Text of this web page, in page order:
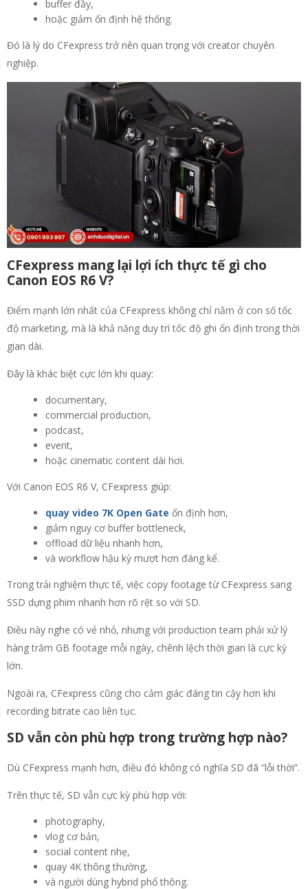
buffer đầy,
hoặc giảm ổn định hệ thống.
Đó là lý do CFexpress trở nên quan trọng với creator chuyên
nghiệp.
CFexpress mang lại lợi ích thực tế gì cho
Canon EOS R6 V?
Điểm mạnh lớn nhất của CFexpress không chỉ nằm ở con số tốc
độ marketing, mà là khả năng duy trì tốc độ ghi ổn định trong thời
gian dài.
Đây là khác biệt cực lớn khi quay:
documentary,
commercial production,
podcast,
event,
hoặc cinematic content dài hơi.
Với Canon EOS R6 V, CFexpress giúp:
quay video 7K Open Gate ổn định hơn,
giảm nguy cơ buffer bottleneck,
offload dữ liệu nhanh hơn,
và workflow hậu kỳ mượt hơn đáng kể.
Trong trải nghiệm thực tế, việc copy footage từ CFexpress sang
SSD dựng phim nhanh hơn rõ rệt so với SD.
Điều này nghe có vẻ nhỏ, nhưng với production team phải xử lý
hàng trăm GB footage mỗi ngày, chênh lệch thời gian là cực kỳ
lớn.
Ngoài ra, CFexpress cũng cho cảm giác đáng tin cậy hơn khi
recording bitrate cao liên tục.
SD vẫn còn phù hợp trong trường hợp nào?
Dù CFexpress mạnh hơn, điều đó không có nghĩa SD đã “lỗi thời”.
Trên thực tế, SD vẫn cực kỳ phù hợp với:
photography,
vlog cơ bản,
social content nhẹ,
quay 4K thông thường,
và người dùng hybrid phổ thông.